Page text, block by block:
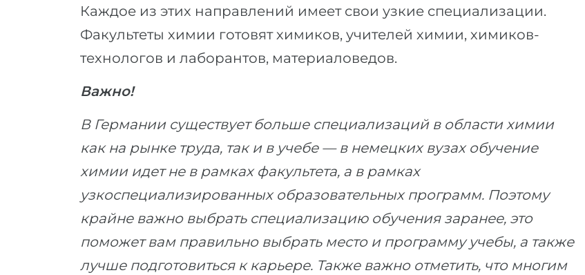
Каждое из этих направлений имеет свои узкие специализации.
Факультеты химии готовят химиков, учителей химии, химиков-
технологов и лаборантов, материаловедов.
Важно!
В Германии существует больше специализаций в области химии
как на рынке труда, так и в учебе — в немецких вузах обучение
химии идет не в рамках факультета, а в рамках
узкоспециализированных образовательных программ. Поэтому
крайне важно выбрать специализацию обучения заранее, это
поможет вам правильно выбрать место и программу учебы, а также
лучше подготовиться к карьере. Также важно отметить, что многим